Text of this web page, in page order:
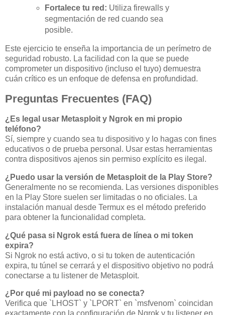
Fortalece tu red: Utiliza firewalls y
segmentación de red cuando sea
posible.
Este ejercicio te enseña la importancia de un perímetro de
seguridad robusto. La facilidad con la que se puede
comprometer un dispositivo (incluso el tuyo) demuestra
cuán crítico es un enfoque de defensa en profundidad.
Preguntas Frecuentes (FAQ)
¿Es legal usar Metasploit y Ngrok en mi propio
teléfono?
Sí, siempre y cuando sea tu dispositivo y lo hagas con fines
educativos o de prueba personal. Usar estas herramientas
contra dispositivos ajenos sin permiso explícito es ilegal.
¿Puedo usar la versión de Metasploit de la Play Store?
Generalmente no se recomienda. Las versiones disponibles
en la Play Store suelen ser limitadas o no oficiales. La
instalación manual desde Termux es el método preferido
para obtener la funcionalidad completa.
¿Qué pasa si Ngrok está fuera de línea o mi token
expira?
Si Ngrok no está activo, o si tu token de autenticación
expira, tu túnel se cerrará y el dispositivo objetivo no podrá
conectarse a tu listener de Metasploit.
¿Por qué mi payload no se conecta?
Verifica que `LHOST` y `LPORT` en `msfvenom` coincidan